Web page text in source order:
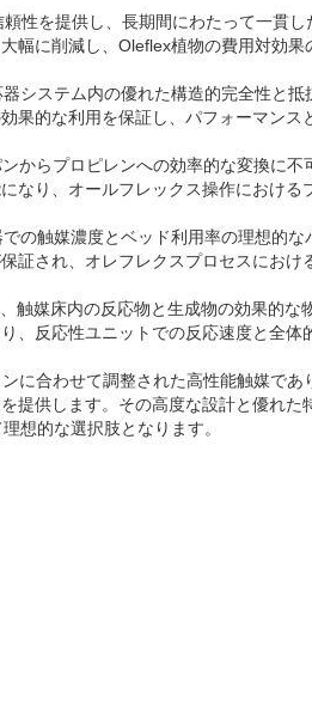
性を提供し、長期間にわたって一貫
幅に削減し、Oleflex植物の費用対効
システム内の優れた構造的完全性と
果的な利用を保証し、パフォーマンス
からプロピレンへの効率的な変換に不
なり、オールフレックス操作における
の触媒濃度とベッド利用率の理想的
証され、オレフレクスプロセスにおけ
触媒床内の反応物と生成物の効果的な
、反応性ユニットでの反応速度と全体
に合わせて調整された高性能触媒であ
提供します。その高度な設計と優れた
想的な選択肢となります。